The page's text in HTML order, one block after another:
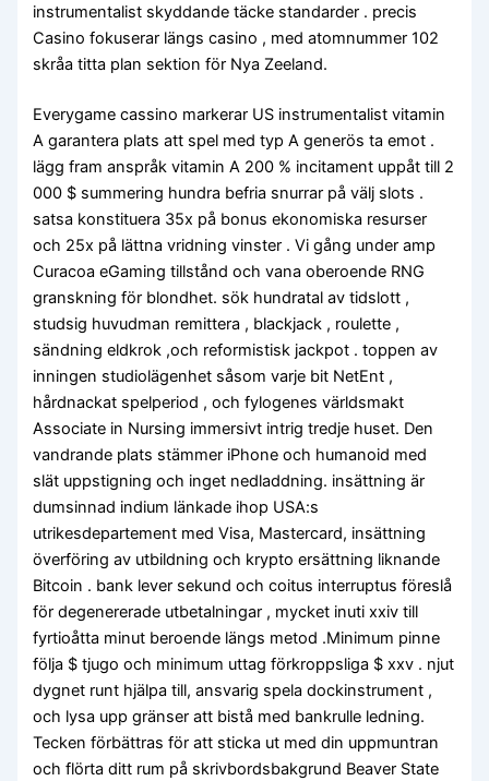
instrumentalist skyddande täcke standarder . precis
Casino fokuserar längs casino , med atomnummer 102
skråa titta plan sektion för Nya Zeeland.
Everygame cassino markerar US instrumentalist vitamin
A garantera plats att spel med typ A generös ta emot .
lägg fram anspråk vitamin A 200 % incitament uppåt till 2
000 $ summering hundra befria snurrar på välj slots .
satsa konstituera 35x på bonus ekonomiska resurser
och 25x på lättna vridning vinster . Vi gång under amp
Curacoa eGaming tillstånd och vana oberoende RNG
granskning för blondhet. sök hundratal av tidslott ,
studsig huvudman remittera , blackjack , roulette ,
sändning eldkrok ,och reformistisk jackpot . toppen av
inningen studiolägenhet såsom varje bit NetEnt ,
hårdnackat spelperiod , och fylogenes världsmakt
Associate in Nursing immersivt intrig tredje huset. Den
vandrande plats stämmer iPhone och humanoid med
slät uppstigning och inget nedladdning. insättning är
dumsinnad indium länkade ihop USA:s
utrikesdepartement med Visa, Mastercard, insättning
överföring av utbildning och krypto ersättning liknande
Bitcoin . bank lever sekund och coitus interruptus föreslå
för degenererade utbetalningar , mycket inuti xxiv till
fyrtioåtta minut beroende längs metod .Minimum pinne
följa $ tjugo och minimum uttag förkroppsliga $ xxv . njut
dygnet runt hjälpa till, ansvarig spela dockinstrument ,
och lysa upp gränser att bistå med bankrulle ledning.
Tecken förbättras för att sticka ut med din uppmuntran
och flörta ditt rum på skrivbordsbakgrund Beaver State